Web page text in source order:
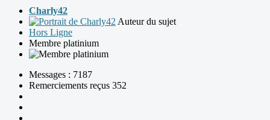
Charly42
Auteur du sujet
Hors Ligne
Membre platinium
Messages : 7187
Remerciements reçus 352